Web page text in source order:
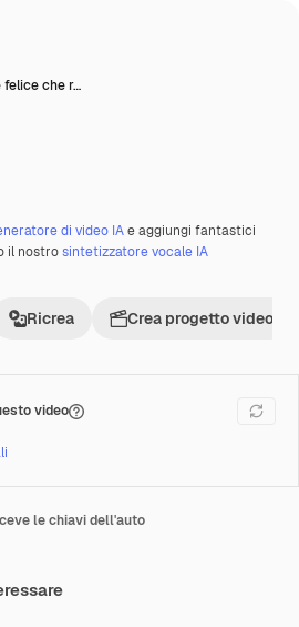
felice che r…
di video IAe aggiungi fantastici
il nostrosintetizzatore vocale IA
Ricrea Crea progetto video
video
le chiavi dell'auto